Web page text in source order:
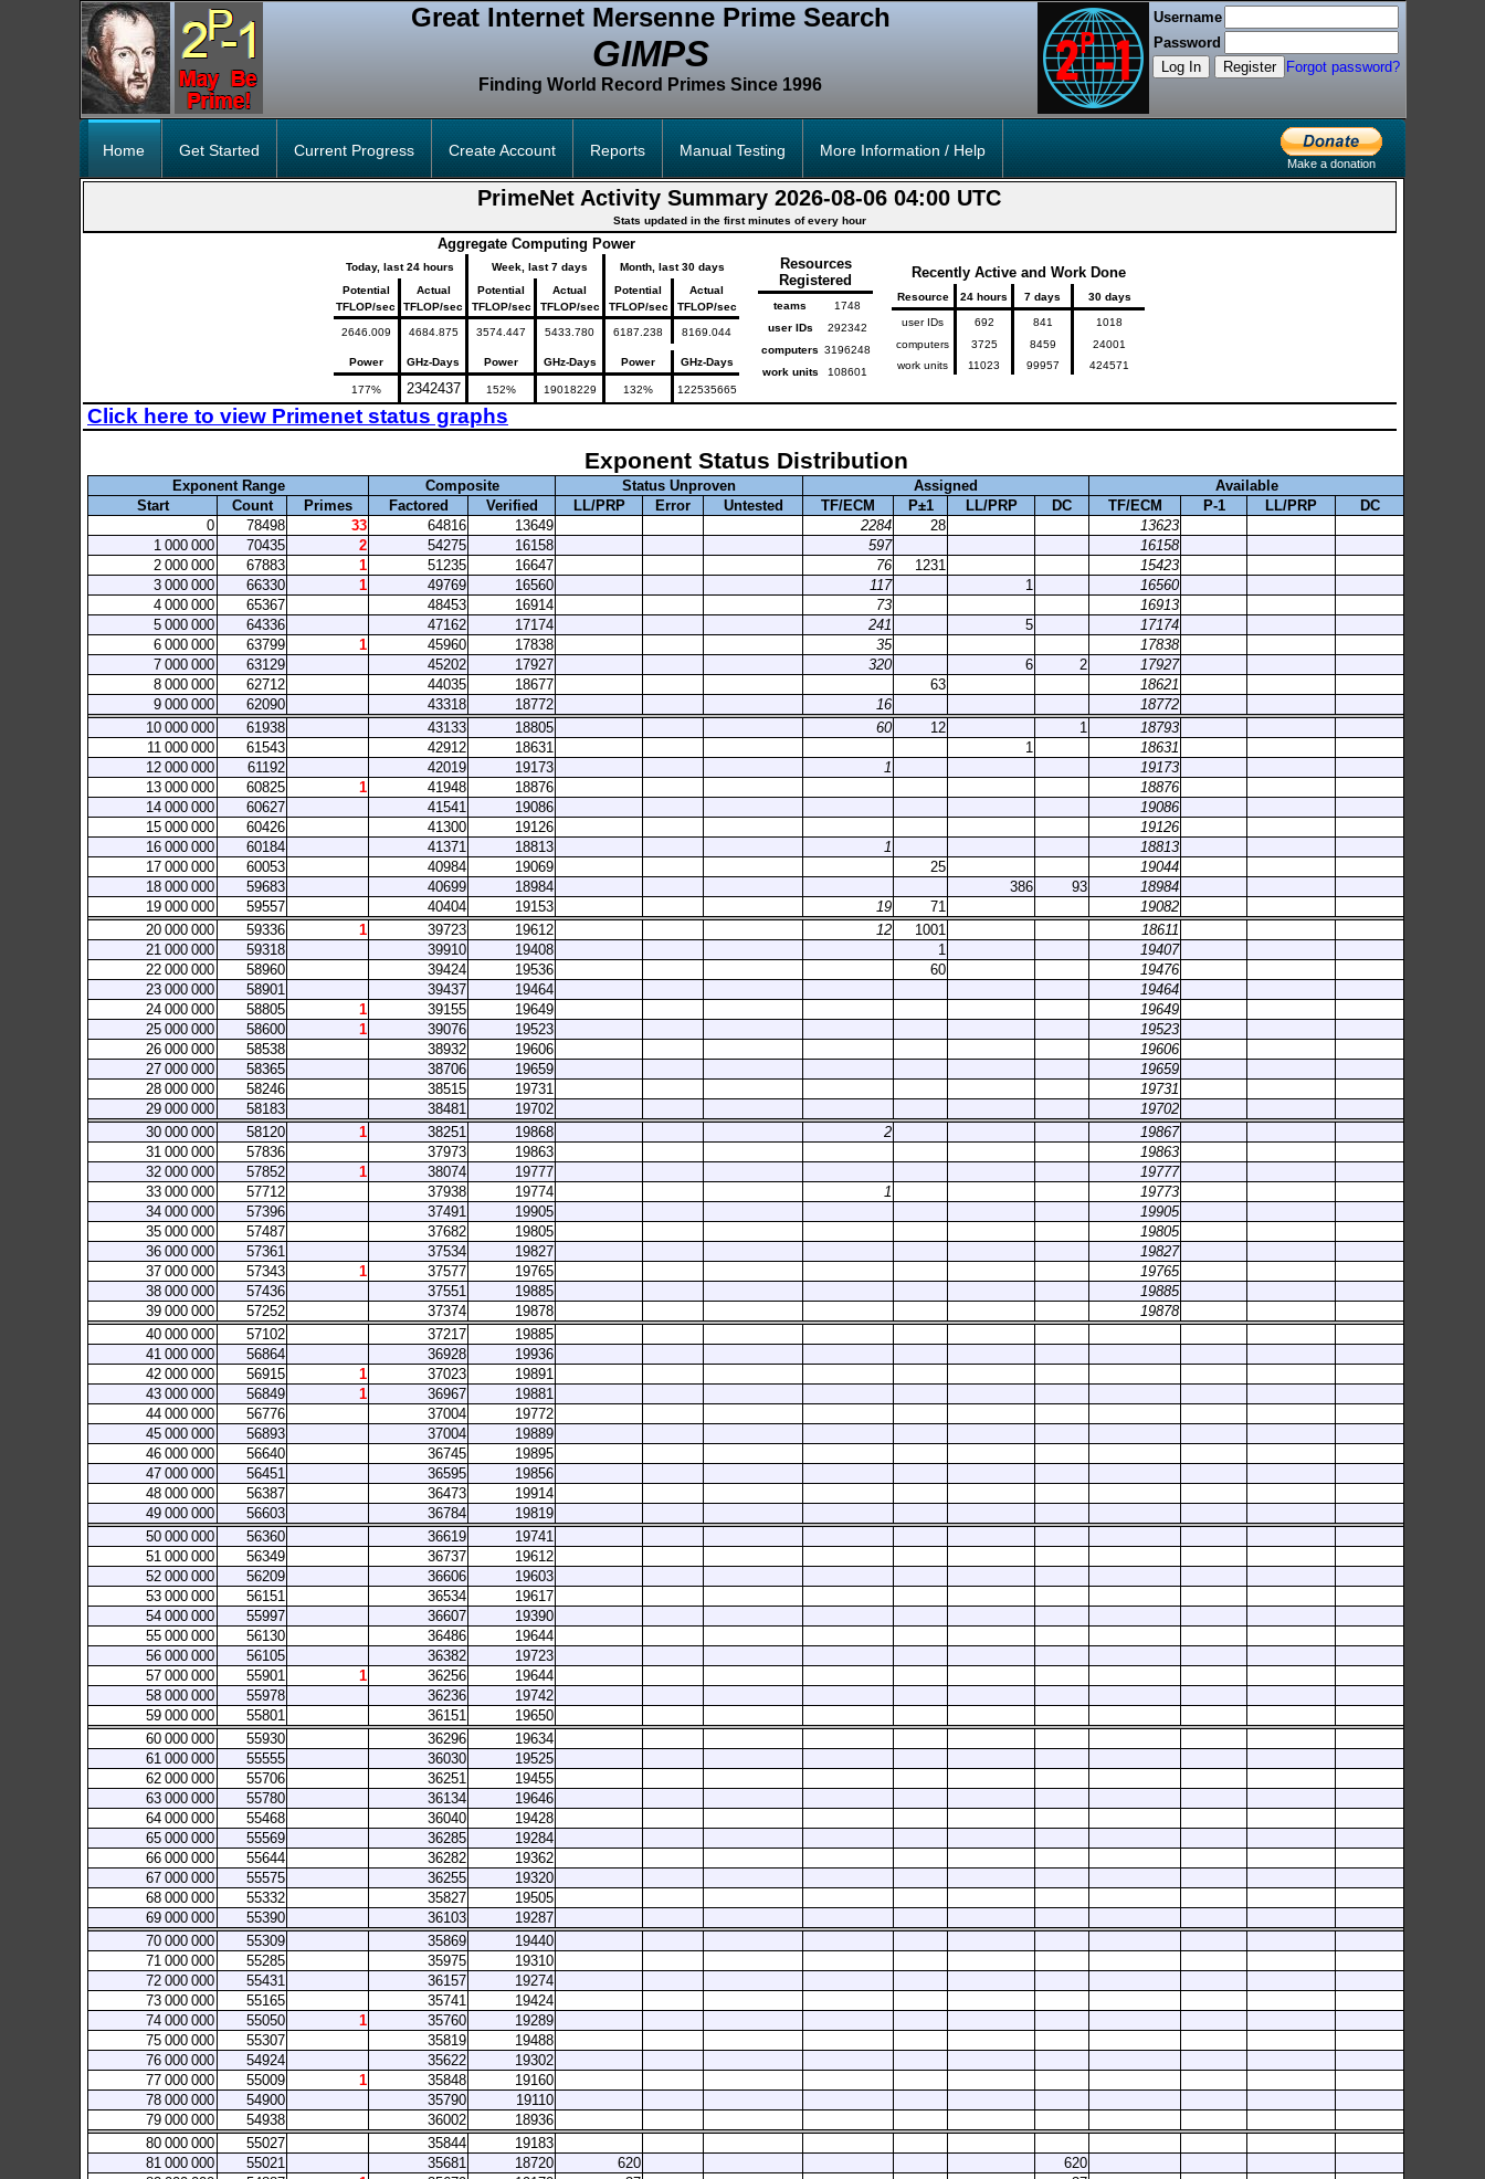
Username
Password
Log In
Register Forgot password?
Great Internet Mersenne Prime Search
GIMPS
Finding World Record Primes Since 1996
Home Get Started Current Progress Create Account Reports Manual Testing More Information / Help
Make a donation
PrimeNet Activity Summary 2026-08-06 04:00 UTC
Stats updated in the first minutes of every hour
Aggregate Computing Power
Today, last 24 hours Week, last 7 days
Month, last 30 days
Potential
TFLOP/sec
Actual
TFLOP/sec
Potential
TFLOP/sec
Actual
TFLOP/sec
Potential
TFLOP/sec
Actual
TFLOP/sec
2646.009 4684.875 3574.447 5433.780 6187.238 8169.044
Power GHz-Days Power GHz-Days Power GHz-Days
177% 2342437 152% 19018229 132% 122535665
Resources
Registered
teams
1748
user IDs
292342
computers 3196248
work units
108601
Recently Active and Work Done
Resource 24 hours 7 days 30 days
user IDs 692 841
1018
computers
3725 8459
24001
work units
11023 99957 424571
Click here to view Primenet status graphs
Exponent Status Distribution
Exponent Range Composite Status Unproven Assigned
Available
Start
Count Primes Factored Verified LL/PRP Error Untested TF/ECM P±1 LL/PRP DC TF/ECM P-1 LL/PRP
DC
0
78498 33 64816 13649 2284 28
13623
1 000 000 70435 2 54275 16158 597
16158
2 000 000 67883 1 51235 16647 76 1231
15423
3 000 000 66330 1 49769 16560 117 1
16560
4 000 000 65367 48453 16914 73
16913
5 000 000 64336 47162 17174 241 5
17174
6 000 000 63799 1 45960 17838 35
17838
7 000 000 63129 45202 17927 320 6 2
17927
8 000 000 62712 44035 18677 63
18621
9 000 000 62090 43318 18772 16
18772
10 000 000 61938 43133 18805 60 12 1
18793
11 000 000 61543 42912 18631 1
18631
12 000 000 61192 42019 19173 1
19173
13 000 000 60825 1 41948 18876
18876
14 000 000 60627 41541 19086
19086
15 000 000 60426 41300 19126
19126
16 000 000 60184 41371 18813 1
18813
17 000 000 60053 40984 19069 25
19044
18 000 000 59683 40699 18984 386 93
18984
19 000 000 59557 40404 19153 19 71
19082
20 000 000 59336 1 39723 19612 12 1001
18611
21 000 000 59318 39910 19408 1
19407
22 000 000 58960 39424 19536 60
19476
23 000 000 58901 39437 19464
19464
24 000 000 58805 1 39155 19649
19649
25 000 000 58600 1 39076 19523
19523
26 000 000 58538 38932 19606
19606
27 000 000 58365 38706 19659
19659
28 000 000 58246 38515 19731
19731
29 000 000 58183 38481 19702
19702
30 000 000 58120 1 38251 19868 2
19867
31 000 000 57836 37973 19863
19863
32 000 000 57852 1 38074 19777
19777
33 000 000 57712 37938 19774 1
19773
34 000 000 57396 37491 19905
19905
35 000 000 57487 37682 19805
19805
36 000 000 57361 37534 19827
19827
37 000 000 57343 1 37577 19765
19765
38 000 000 57436 37551 19885
19885
39 000 000 57252 37374 19878
19878
40 000 000 57102 37217
19885
41 000 000 56864 36928
19936
42 000 000 56915 1 37023
19891
43 000 000 56849 1 36967
19881
44 000 000 56776 37004
19772
45 000 000 56893 37004
19889
46 000 000 56640 36745
19895
47 000 000 56451 36595
19856
48 000 000 56387 36473
19914
49 000 000 56603 36784
19819
50 000 000 56360 36619
19741
51 000 000 56349 36737
19612
52 000 000 56209 36606
19603
53 000 000 56151 36534
19617
54 000 000 55997 36607
19390
55 000 000 56130 36486
19644
56 000 000 56105 36382
19723
57 000 000 55901 1 36256
19644
58 000 000 55978 36236
19742
59 000 000 55801 36151
19650
60 000 000 55930 36296
19634
61 000 000 55555 36030
19525
62 000 000 55706 36251
19455
63 000 000 55780 36134
19646
64 000 000 55468 36040
19428
65 000 000 55569 36285
19284
66 000 000 55644 36282
19362
67 000 000 55575 36255
19320
68 000 000 55332 35827
19505
69 000 000 55390 36103
19287
70 000 000 55309 35869
19440
71 000 000 55285 35975
19310
72 000 000 55431 36157
19274
73 000 000 55165 35741
19424
74 000 000 55050 1 35760
19289
75 000 000 55307 35819
19488
76 000 000 54924 35622
19302
77 000 000 55009 1 35848
19160
78 000 000 54900 35790
19110
79 000 000 54938 36002
18936
80 000 000 55027 35844
19183
81 000 000 55021 35681 18720 620
620